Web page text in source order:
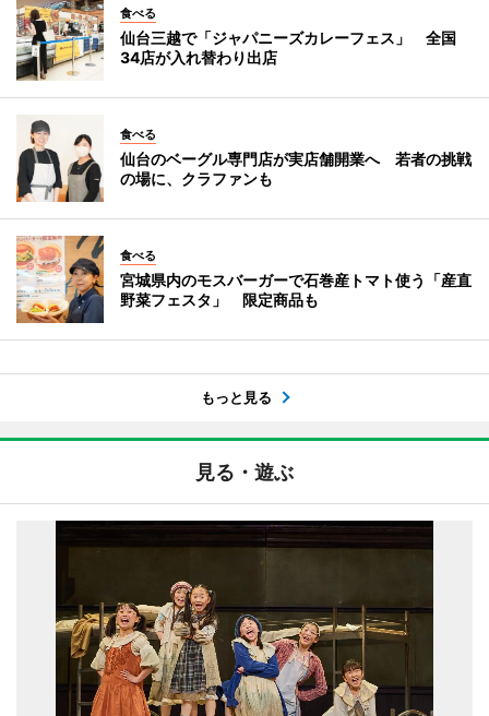
食べる
仙台三越で「ジャパニーズカレーフェス」 全国
34店が入れ替わり出店
食べる
仙台のベーグル専門店が実店舗開業へ 若者の挑戦
の場に、クラファンも
食べる
宮城県内のモスバーガーで石巻産トマト使う「産直
野菜フェスタ」 限定商品も
もっと見る
見る・遊ぶ